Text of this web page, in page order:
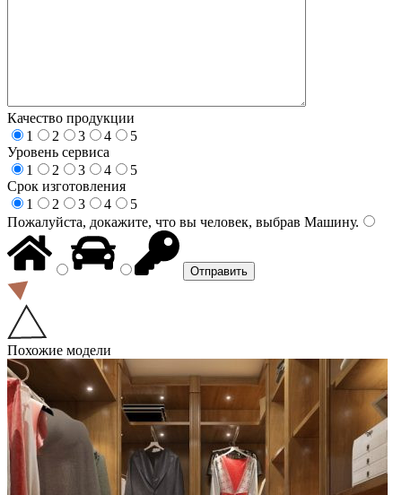
Качество продукции
1
2 3 4
5
Уровень сервиса
1
2 3 4
5
Срок изготовления
1
2 3 4
5
Пожалуйста, докажите, что вы человек, выбрав Машину.
Похожие модели